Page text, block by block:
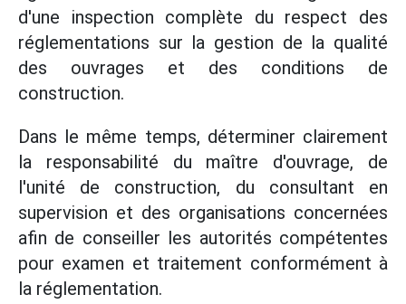
d'une inspection complète du respect des
réglementations sur la gestion de la qualité
des ouvrages et des conditions de
construction.
Dans le même temps, déterminer clairement
la responsabilité du maître d'ouvrage, de
l'unité de construction, du consultant en
supervision et des organisations concernées
afin de conseiller les autorités compétentes
pour examen et traitement conformément à
la réglementation.